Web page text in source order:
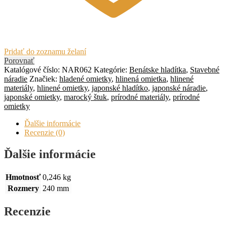
Pridať do zoznamu želaní
Porovnať
Katalógové číslo: NAR062 Kategórie: Benátske hladítka, Stavebné
náradie Značiek: hladené omietky, hlinená omietka, hlinené
materiály, hlinené omietky, japonské hladítko, japonské náradie,
japonské omietky, marocký štuk, prírodné materiály, prírodné
omietky
Ďalšie informácie
Recenzie (0)
Ďalšie informácie
Hmotnosť 0,246 kg
Rozmery 240 mm
Recenzie